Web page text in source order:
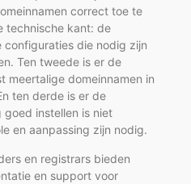
correct toe te
technische kant: de
configuraties die nodig zijn
Ten tweede is er de
meertalige domeinnamen in
ten derde is er de
instellen is niet
en aanpassing zijn nodig.
en registrars bieden
en support voor